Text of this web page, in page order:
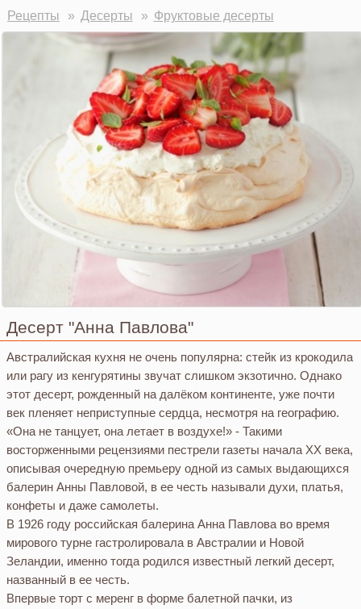
Рецепты Десерты Фруктовые десерты
Десерт "Анна Павлова"
Австралийская кухня не очень популярна: стейк из крокодила
или рагу из кенгурятины звучат слишком экзотично. Однако
этот десерт, рожденный на далёком континенте, уже почти
век пленяет неприступные сердца, несмотря на географию.
«Она не танцует, она летает в воздухе!» - Такими
восторженными рецензиями пестрели газеты начала ХХ века,
описывая очередную премьеру одной из самых выдающихся
балерин Анны Павловой, в ее честь называли духи, платья,
конфеты и даже самолеты.
В 1926 году российская балерина Анна Павлова во время
мирового турне гастролировала в Австралии и Новой
Зеландии, именно тогда родился известный легкий десерт,
названный в ее честь.
Впервые торт с меренг в форме балетной пачки, из